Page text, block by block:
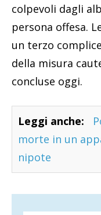
colpevoli dagli
persona offesa.
un terzo
della misura
concluse oggi.
Leggi anche:
morte in un
nipote